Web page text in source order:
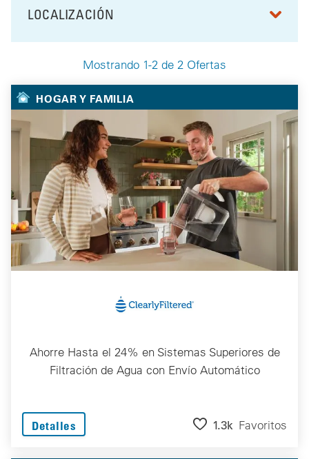
Mostrando 1-2 de 2 Ofertas
FILTRAR POR
LOCALIZACIÓN
Your Selected Deals
HOGAR Y FAMILIA
Ahorre Hasta el 24% en Sistemas Superiores de
Filtración de Agua con Envío Automático
Detalles 1.3k Favoritos